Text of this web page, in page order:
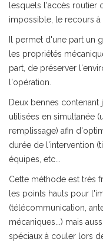
lesquels l'accès routier
impossible, le recours
Il permet d'une part un
les propriétés
part, de préserver
l'opération.
Deux bennes
utilisées en simultanée
remplissage) afin
durée de l'intervention
équipes, etc...
Cette méthode est très
les points hauts pour
(télécommunication,
mécaniques...) mais
spéciaux à couler lors